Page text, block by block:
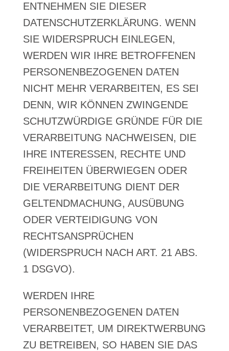
ENTNEHMEN SIE DIESER
DATENSCHUTZERKLÄRUNG. WENN
SIE WIDERSPRUCH EINLEGEN,
WERDEN WIR IHRE BETROFFENEN
PERSONENBEZOGENEN DATEN
NICHT MEHR VERARBEITEN, ES SEI
DENN, WIR KÖNNEN ZWINGENDE
SCHUTZWÜRDIGE GRÜNDE FÜR DIE
VERARBEITUNG NACHWEISEN, DIE
IHRE INTERESSEN, RECHTE UND
FREIHEITEN ÜBERWIEGEN ODER
DIE VERARBEITUNG DIENT DER
GELTENDMACHUNG, AUSÜBUNG
ODER VERTEIDIGUNG VON
RECHTSANSPRÜCHEN
(WIDERSPRUCH NACH ART. 21 ABS.
1 DSGVO).
WERDEN IHRE
PERSONENBEZOGENEN DATEN
VERARBEITET, UM DIREKTWERBUNG
ZU BETREIBEN, SO HABEN SIE DAS